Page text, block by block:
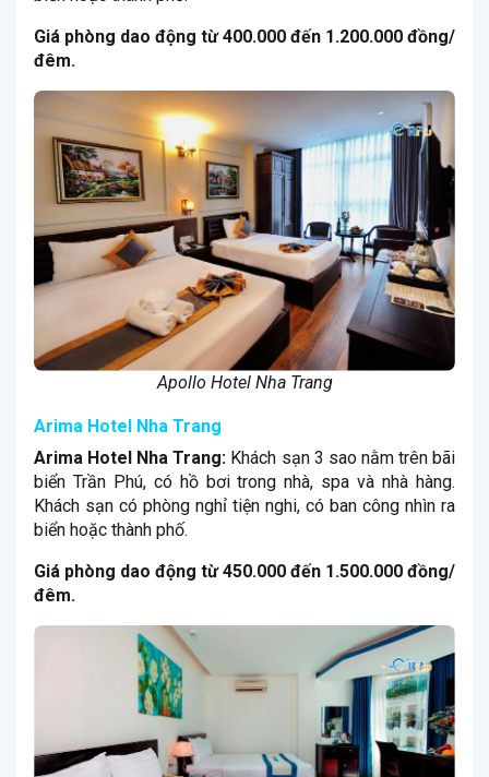
Giá phòng dao động từ 400.000 đến 1.200.000 đồng/
đêm.
Apollo Hotel Nha Trang
Arima Hotel Nha Trang
Arima Hotel Nha Trang: Khách sạn 3 sao nằm trên bãi
biển Trần Phú, có hồ bơi trong nhà, spa và nhà hàng.
Khách sạn có phòng nghỉ tiện nghi, có ban công nhìn ra
biển hoặc thành phố.
Giá phòng dao động từ 450.000 đến 1.500.000 đồng/
đêm.